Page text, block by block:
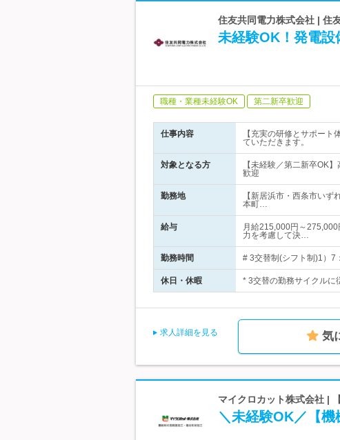
住友共同電力株式会社 | 住
未経験OK！発電設
職種・業種未経験OK 第二新卒歓迎
仕事内容
【充実の研修とサポー
ていただきます。
対象となる方
【未経験／第二新卒OK
歓迎
勤務地
【新居浜市・西条市い
本町…
給与
月給215,000円～
力を考慮して決…
勤務時間 # 3交替制(シフト制)1）
休日・休暇 * 3交替の勤務サイクル
求人詳細を見る 気
マイクロカット株式会社 |
＼未経験OK／【